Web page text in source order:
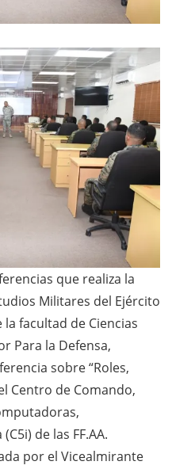
que realiza la
Militares del Ejército
facultad de Ciencias
Para la Defensa,
sobre “Roles,
Centro de Comando,
de las FF.AA.
por el Vicealmirante